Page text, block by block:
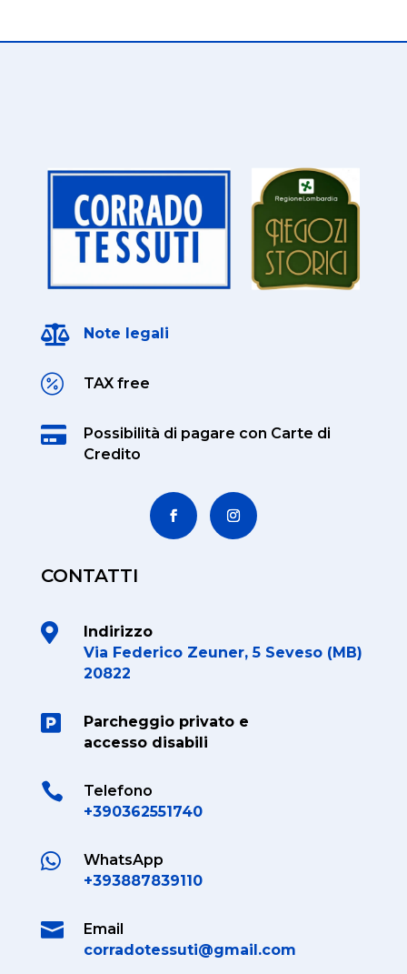
 Note legali
 TAX free
 Possibilità di pagare con Carte di
Credito
CONTATTI

Indirizzo
Via Federico Zeuner, 5 Seveso (MB)
20822

Parcheggio privato e
accesso disabili

Telefono
+390362551740

WhatsApp
+393887839110

Email
corradotessuti@gmail.com